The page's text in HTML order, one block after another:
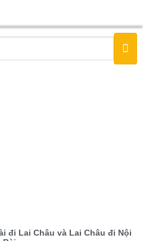
đi Lai Châu và Lai Châu đi Nội